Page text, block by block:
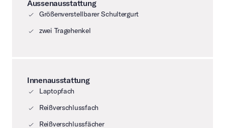
Aussenausstattung
Größenverstellbarer Schultergurt
zwei Tragehenkel
Innenausstattung
Laptopfach
Reißverschlussfach
Reißverschlussfächer